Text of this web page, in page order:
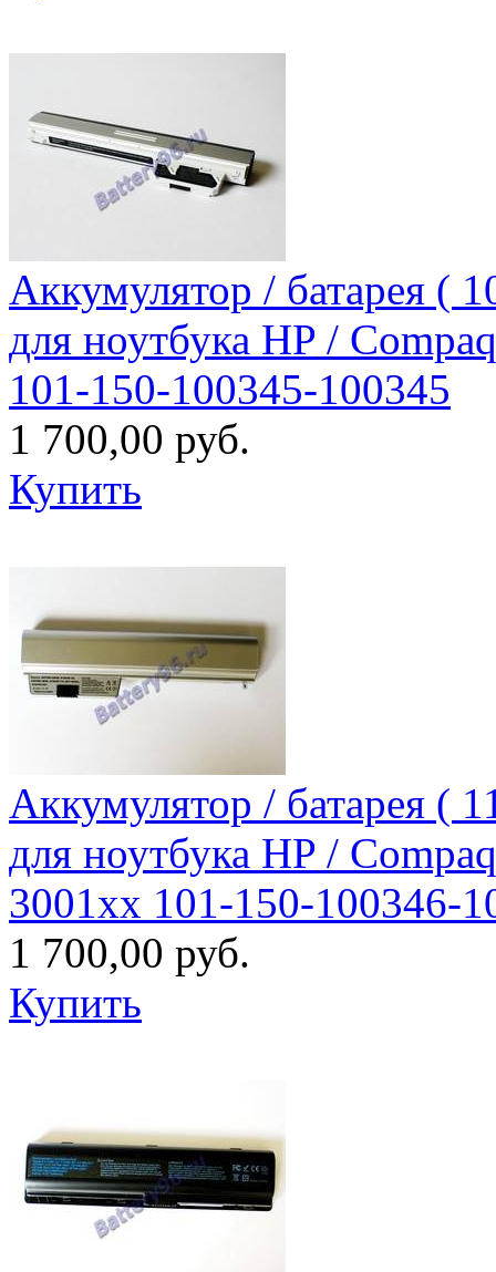
Аккумулятор / батарея (
для ноутбука HP /
101-150-100345-100345
1 700,00 руб.
Купить
Аккумулятор / батарея (
для ноутбука HP /
3001xx 101-150-100346-
1 700,00 руб.
Купить